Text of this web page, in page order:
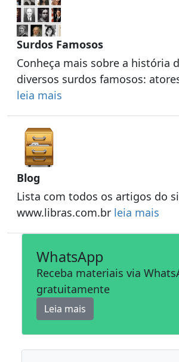
Surdos Famosos
Conheça mais sobre a história
diversos surdos famosos:
leia mais
Blog
Lista com todos os artigos do
www.libras.com.br leia mais
WhatsApp
Receba materiais via
gratuitamente
Leia mais